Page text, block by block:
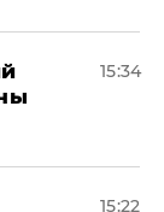
15:34
15:22